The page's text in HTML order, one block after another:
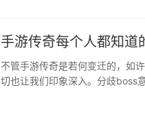
手游传奇每个人都知道
不管手游传奇是若何变迁的，如
切也让我们印象深入。分歧boss